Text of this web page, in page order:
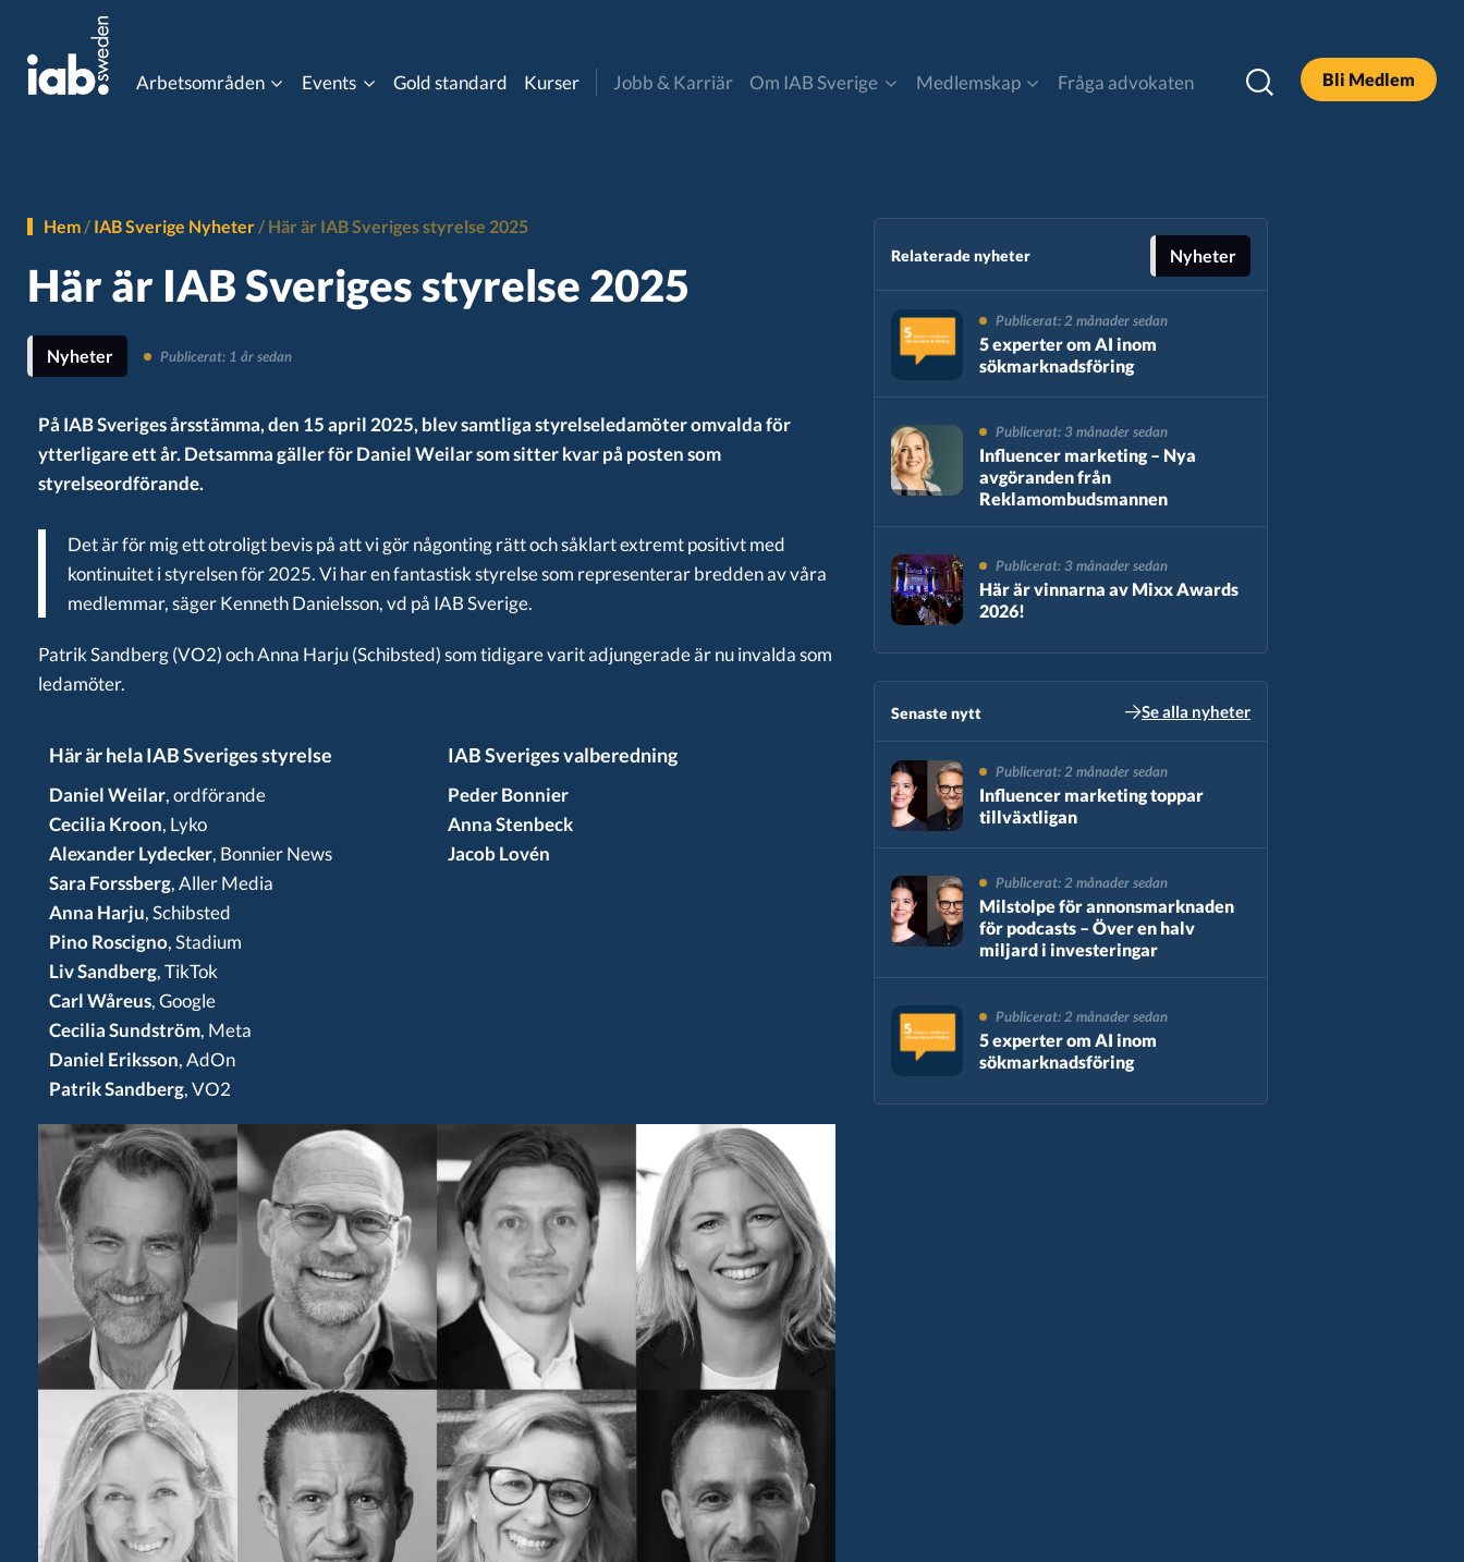
Arbetsområden
Legal och Policy
Online Video Podcast
Post 3rd Party Cookies Programmatic Retail Media
Viewability Alla Rapporter & Guider
Events
MIXX Awards
Programmatic Event
Gold standard Kurser Jobb & Karriär Om IAB Sverige Medlemskap Fråga advokaten Bli Medlem
Hem/ IAB Sverige Nyheter/ Här är IAB Sveriges styrelse 2025
Här är IAB Sveriges styrelse 2025
Nyheter Publicerat: 1 år sedan
På IAB Sveriges årsstämma, den 15 april 2025, blev samtliga styrelseledamöter omvalda för
ytterligare ett år. Detsamma gäller för Daniel Weilar som sitter kvar på posten som
styrelseordförande.
Det är för mig ett otroligt bevis på att vi gör någonting rätt och såklart extremt positivt med
kontinuitet i styrelsen för 2025. Vi har en fantastisk styrelse som representerar bredden av våra
medlemmar, säger Kenneth Danielsson, vd på IAB Sverige.
Patrik Sandberg (VO2) och Anna Harju (Schibsted) som tidigare varit adjungerade är nu invalda som
ledamöter.
Här är hela IAB Sveriges styrelse
Daniel Weilar, ordförande
Cecilia Kroon, Lyko
Alexander Lydecker, Bonnier News
Sara Forssberg, Aller Media
Anna Harju, Schibsted
Pino Roscigno, Stadium
Liv Sandberg, TikTok
Carl Wåreus, Google
Cecilia Sundström, Meta
Daniel Eriksson, AdOn
Patrik Sandberg, VO2
IAB Sveriges valberedning
Peder Bonnier
Anna Stenbeck
Jacob Lovén
Relaterade nyheter Nyheter
Publicerat: 2 månader sedan
5 experter om AI inom
sökmarknadsföring
Publicerat: 3 månader sedan
Influencer marketing – Nya
avgöranden från
Reklamombudsmannen
Publicerat: 3 månader sedan
Här är vinnarna av Mixx Awards
2026!
Senaste nytt​ Se alla nyheter
Publicerat: 2 månader sedan
Influencer marketing toppar
tillväxtligan
Publicerat: 2 månader sedan
Milstolpe för annonsmarknaden
för podcasts – Över en halv
miljard i investeringar
Publicerat: 2 månader sedan
5 experter om AI inom
sökmarknadsföring